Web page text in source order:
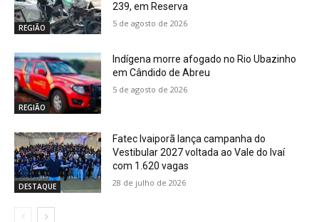
REGIÃO
239, em Reserva
5 de agosto de 2026
REGIÃO
Indígena morre afogado no Rio Ubazinho
em Cândido de Abreu
5 de agosto de 2026
DESTAQUE
Fatec Ivaiporã lança campanha do
Vestibular 2027 voltada ao Vale do Ivaí
com 1.620 vagas
28 de julho de 2026